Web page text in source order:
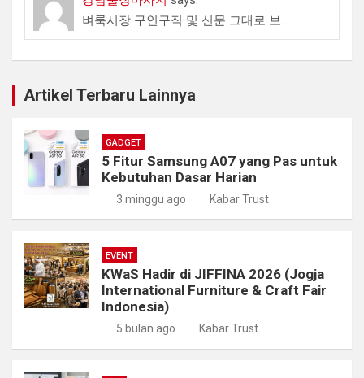
벼룩시장 구인구직 및 신문 그대로 보...
Artikel Terbaru Lainnya
GADGET
5 Fitur Samsung A07 yang Pas untuk
Kebutuhan Dasar Harian
3 minggu ago Kabar Trust
EVENT
KWaS Hadir di JIFFINA 2026 (Jogja
International Furniture & Craft Fair
Indonesia)
5 bulan ago Kabar Trust